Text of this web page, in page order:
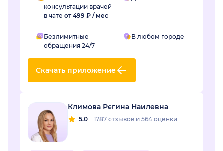
консультации врачей
в чате от 499 ₽ / мес
Безлимитные
обращения 24/7
В любом городе
Скачать приложение
Климова Регина Наилевна
5.0 1787 отзывов и 564 оценки